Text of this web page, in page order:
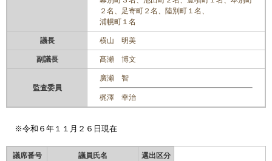
２名、足寄町２名、陸別町１名、
浦幌町１名
議長 横山 明美
副議長 髙瀬 博文
監査委員
廣瀬 智
梶澤 幸治
※令和 ６年１１月２６ 日現在
議席番号 議員氏名 選出区分